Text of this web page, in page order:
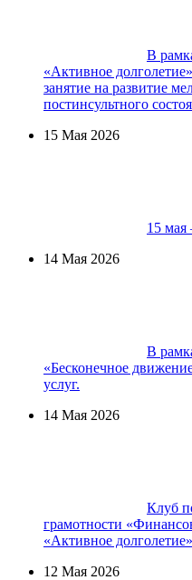
В
«Активное
занятие на развитие
постинсультного
15 Мая 2026
15
14 Мая 2026
В
«Бесконечное
услуг.
14 Мая 2026
Клуб
грамотности
«Активное
12 Мая 2026